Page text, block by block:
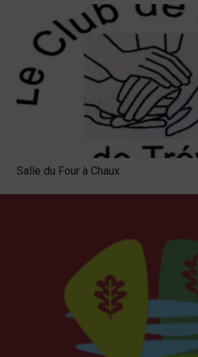
Salle du Four à Chaux